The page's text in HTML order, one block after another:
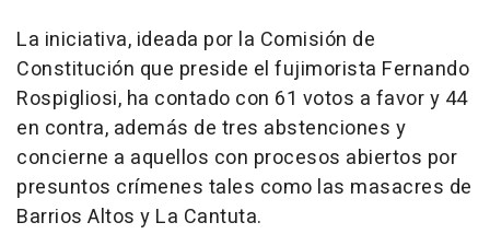
La iniciativa, ideada por la Comisión de
Constitución que preside el fujimorista Fernando
Rospigliosi, ha contado con 61 votos a favor y 44
en contra, además de tres abstenciones y
concierne a aquellos con procesos abiertos por
presuntos crímenes tales como las masacres de
Barrios Altos y La Cantuta.